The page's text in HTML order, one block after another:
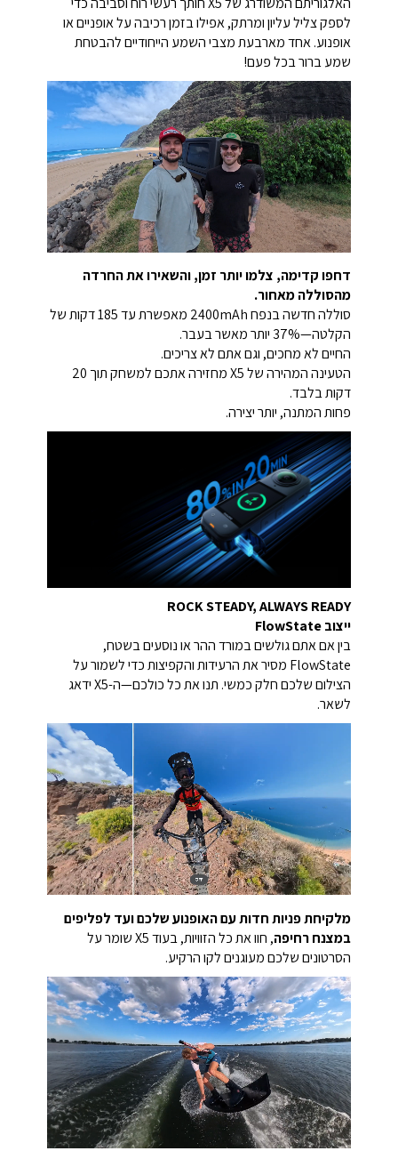
לספק צליל עליון ומרתק, אפילו בזמן רכיבה על אופניים או
אופנוע. אחד מארבעת מצבי השמע הייחודיים להבטחת
שמע ברור בכל פעם!
דחפו קדימה, צלמו יותר זמן, והשאירו את החרדה
מהסוללה מאחור.
סוללה חדשה בנפח 2400mAh מאפשרת עד 185 דקות של
הקלטה—37% יותר מאשר בעבר.
החיים לא מחכים, וגם אתם לא צריכים.
הטעינה המהירה של X5 מחזירה אתכם למשחק תוך 20
דקות בלבד.
פחות המתנה, יותר יצירה.
ROCK STEADY, ALWAYS READY
ייצוב FlowState
בין אם אתם גולשים במורד ההר או נוסעים בשטח,
FlowState מסיר את הרעידות והקפיצות כדי לשמור על
הצילום שלכם חלק כמשי. תנו את כל כולכם—ה-X5 ידאג
לשאר.
מלקיחת פניות חדות עם האופנוע שלכם ועד לפליפים
במצנח רחיפה
, חוו את כל הזוויות, בעוד X5 שומר על
הסרטונים שלכם מעוגנים לקו הרקיע.